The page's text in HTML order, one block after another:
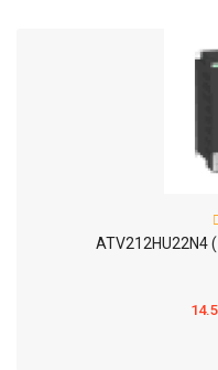
ATV212HU22N4